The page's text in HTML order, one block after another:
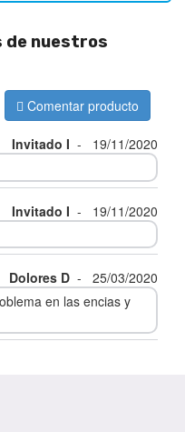
de nuestros
Comentar producto
Invitado I -
19/11/2020
Invitado I -
19/11/2020
Dolores D -
25/03/2020
en las encias y